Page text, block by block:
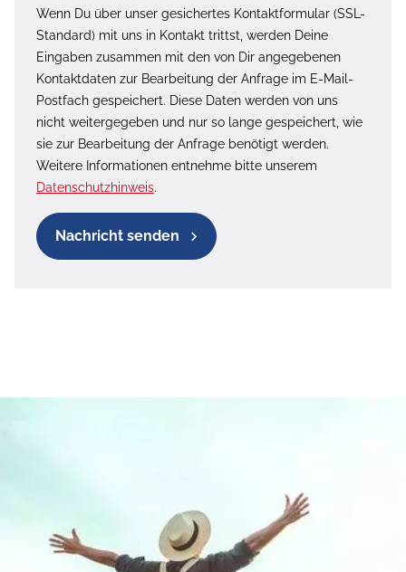
Wenn Du über unser gesichertes Kontaktformular (SSL-
Standard) mit uns in Kontakt trittst, werden Deine
Eingaben zusammen mit den von Dir angegebenen
Kontaktdaten zur Bearbeitung der Anfrage im E-Mail-
Postfach gespeichert. Diese Daten werden von uns
nicht weitergegeben und nur so lange gespeichert, wie
sie zur Bearbeitung der Anfrage benötigt werden.
Weitere Informationen entnehme bitte unserem
Datenschutzhinweis.
Nachricht senden